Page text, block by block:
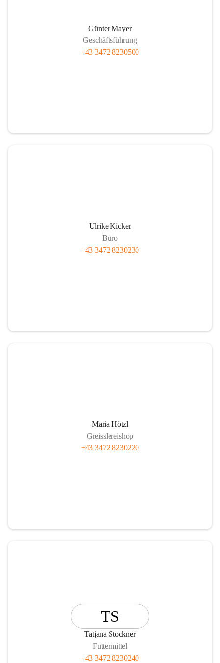
Günter Mayer
Geschäftsführung
+43 3472 8230500
Ulrike Kicker
Büro
+43 3472 8230230
Maria Hötzl
Greisslereishop
+43 3472 8230220
TS
Tatjana Stockner
Futtermittel
+43 3472 8230240